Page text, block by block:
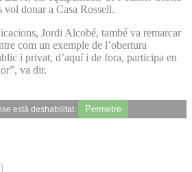
vol donar a Casa Rossell.
Jordi Alcobé, també va remarcar
com un exemple de l’obertura
i privat, d’aquí i de fora, participa en
va dir.
està deshabilitat. Permetre